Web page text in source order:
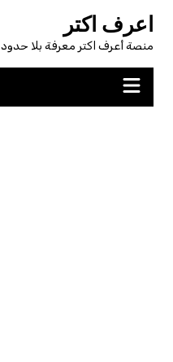
المحتوى
اعرف اكتر
منصة أعرف اكتر معرفة بلا حدود